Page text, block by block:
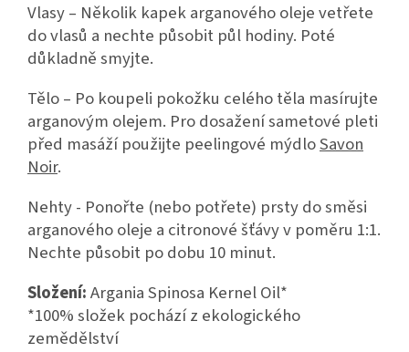
Vlasy – Několik kapek arganového oleje vetřete
do vlasů a nechte působit půl hodiny. Poté
důkladně smyjte.
Tělo – Po koupeli pokožku celého těla masírujte
arganovým olejem. Pro dosažení sametové pleti
před masáží použijte peelingové mýdloSavon
Noir.
Nehty - Ponořte (nebo potřete) prsty do směsi
arganového oleje a citronové šťávy v poměru 1:1.
Nechte působit po dobu 10 minut.
Složení:Argania Spinosa Kernel Oil*
*100% složek pochází z ekologického
zemědělství